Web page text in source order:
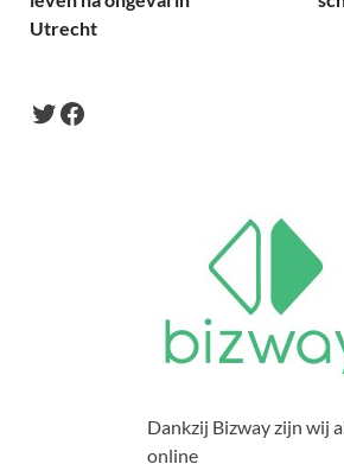
Utrecht
Dankzij Bizway zijn wij
online